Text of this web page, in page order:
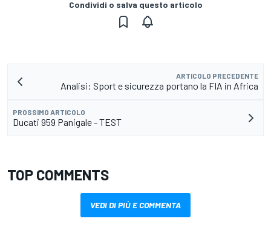
Condividi o salva questo articolo
ARTICOLO PRECEDENTE
Analisi: Sport e sicurezza portano la FIA in Africa
PROSSIMO ARTICOLO
Ducati 959 Panigale - TEST
TOP COMMENTS
VEDI DI PIÙ E COMMENTA